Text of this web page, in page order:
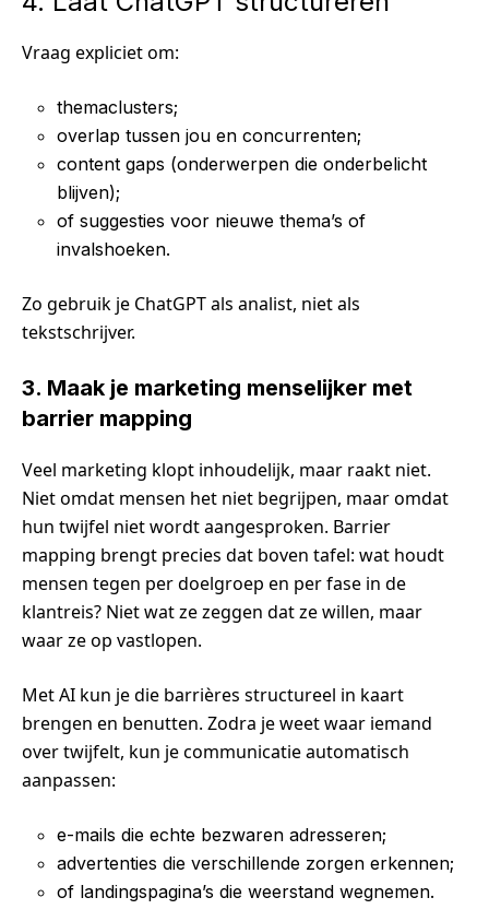
Vraag expliciet om:
themaclusters;
overlap tussen jou en concurrenten;
content gaps (onderwerpen die onderbelicht
blijven);
of suggesties voor nieuwe thema’s of
invalshoeken.
Zo gebruik je ChatGPT als analist, niet als
tekstschrijver.
3. Maak je marketing menselijker met
barrier mapping
Veel marketing klopt inhoudelijk, maar raakt niet.
Niet omdat mensen het niet begrijpen, maar omdat
hun twijfel niet wordt aangesproken. Barrier
mapping brengt precies dat boven tafel: wat houdt
mensen tegen per doelgroep en per fase in de
klantreis? Niet wat ze zeggen dat ze willen, maar
waar ze op vastlopen.
Met AI kun je die barrières structureel in kaart
brengen en benutten. Zodra je weet waar iemand
over twijfelt, kun je communicatie automatisch
aanpassen:
e-mails die echte bezwaren adresseren;
advertenties die verschillende zorgen erkennen;
of landingspagina’s die weerstand wegnemen.